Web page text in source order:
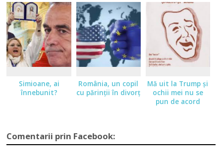
Simioane, ai
înnebunit?
România, un copil
cu părinţii în divorţ
Mă uit la Trump şi
ochii mei nu se
pun de acord
Comentarii prin Facebook: